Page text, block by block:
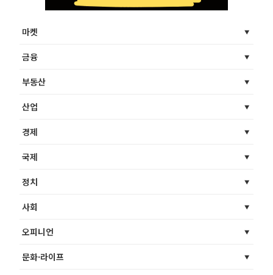
마켓
금융
부동산
산업
경제
국제
정치
사회
오피니언
문화·라이프